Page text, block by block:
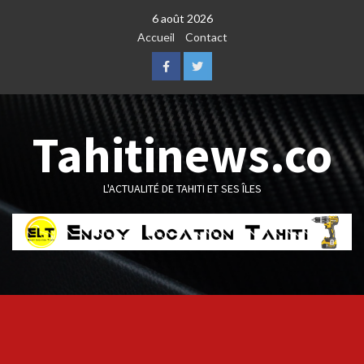
6 août 2026
Accueil
Contact
FacebookTwitter
Tahitinews.co
L'ACTUALITÉ DE TAHITI ET SES ÎLES